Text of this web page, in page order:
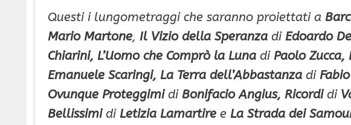
Questi i lungometraggi che saranno proiettati a
Mario Martone, Il Vizio della Speranza di Edoardo
Chiarini, L’Uomo che Comprò la Luna di Paolo
Emanuele Scaringi, La Terra dell’Abbastanza di Fabio
Ovunque Proteggimidi Bonifacio Angius, Ricordidi
Bellissimidi Letizia Lamartire e La Strada dei